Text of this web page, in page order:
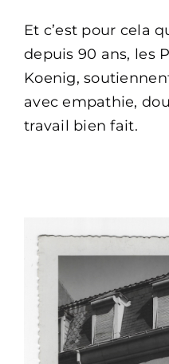
Et c’est pour cela
depuis 90 ans, les
Koenig,
avec empathie,
travail bien fait.